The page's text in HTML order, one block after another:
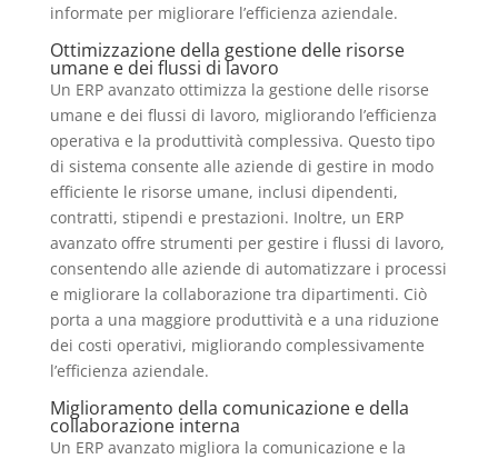
informate per migliorare l’efficienza aziendale.
Ottimizzazione della gestione delle risorse
umane e dei flussi di lavoro
Un ERP avanzato ottimizza la gestione delle risorse
umane e dei flussi di lavoro, migliorando l’efficienza
operativa e la produttività complessiva. Questo tipo
di sistema consente alle aziende di gestire in modo
efficiente le risorse umane, inclusi dipendenti,
contratti, stipendi e prestazioni. Inoltre, un ERP
avanzato offre strumenti per gestire i flussi di lavoro,
consentendo alle aziende di automatizzare i processi
e migliorare la collaborazione tra dipartimenti. Ciò
porta a una maggiore produttività e a una riduzione
dei costi operativi, migliorando complessivamente
l’efficienza aziendale.
Miglioramento della comunicazione e della
collaborazione interna
Un ERP avanzato migliora la comunicazione e la